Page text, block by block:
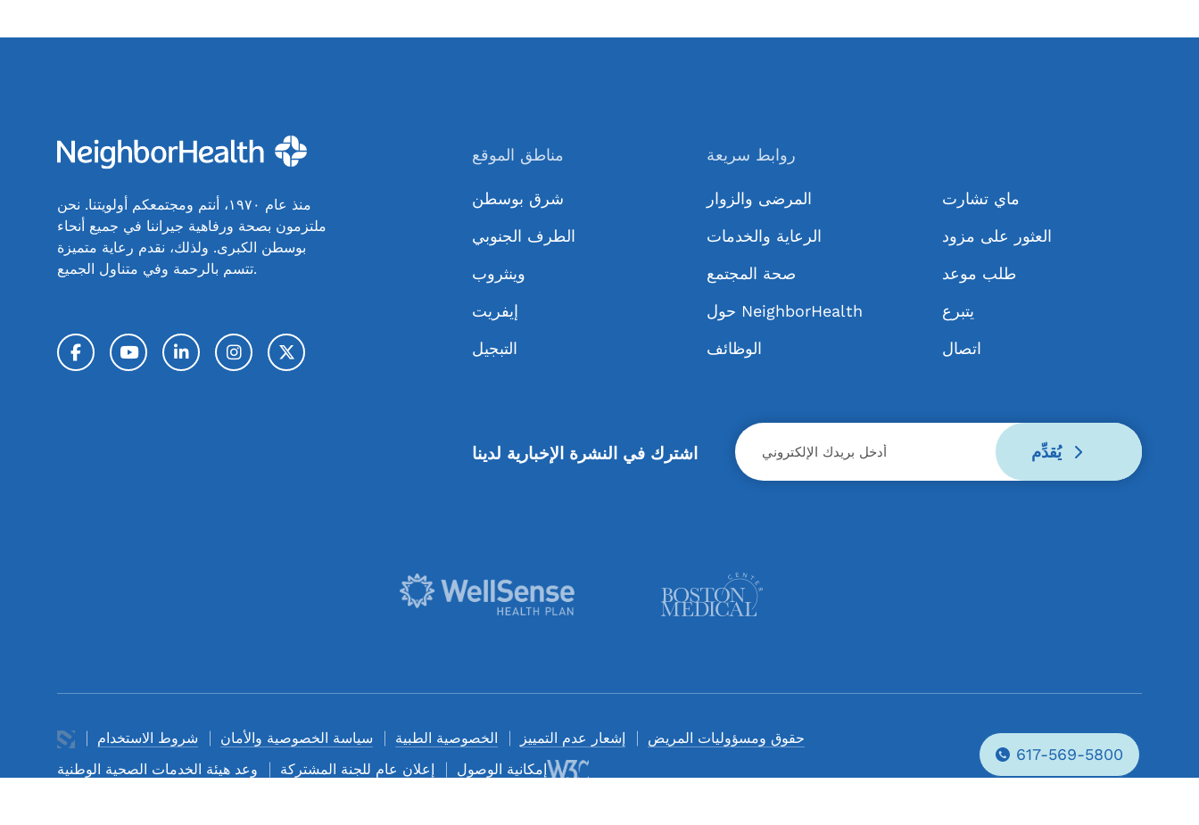
منذ عام ١٩٧٠، أنتم ومجتمعكم أولويتنا. نحن
ملتزمون بصحة ورفاهية جيراننا في جميع أنحاء
بوسطن الكبرى. ولذلك، نقدم رعاية متميزة
تتسم بالرحمة وفي متناول الجميع.
فيسبوكيوتيوب لينكد إنإنستغرام
مناطق الموقع
شرق بوسطن
الطرف الجنوبي
وينثروب
إيفريت
التبجيل
روابط سريعة
المرضى والزوار
ماي تشارت
الرعاية والخدمات
العثور على مزود
صحة المجتمع
طلب موعد
حول NeighborHealth
يتبرع
الوظائف
اتصال
اشترك في النشرة الإخبارية لدينا يُقدِّم
شروط الاستخدام سياسة الخصوصية والأمان الخصوصية الطبية إشعار عدم التمييز
حقوق ومسؤوليات المريض
وعد هيئة الخدمات الصحية الوطنية
إعلان عام للجنة المشتركة إمكانية الوصول
617-569-5800
Phone